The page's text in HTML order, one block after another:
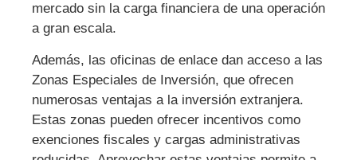
mercado sin la carga financiera de una operación
a gran escala.
Además, las oficinas de enlace dan acceso a las
Zonas Especiales de Inversión, que ofrecen
numerosas ventajas a la inversión extranjera.
Estas zonas pueden ofrecer incentivos como
exenciones fiscales y cargas administrativas